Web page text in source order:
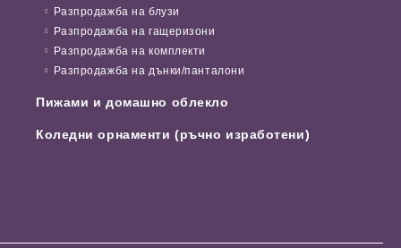
Разпродажба на блузи
Разпродажба на гащеризони
Разпродажба на комплекти
Разпродажба на дънки/панталони
Пижами и домашно облекло
Коледни орнаменти (ръчно изработени)